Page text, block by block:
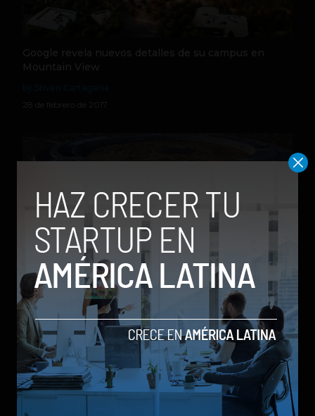
Google revela nuevos detalles de su campus en
Mountain View
28 de febrero de 2017
Así avanza la construcción del enorme Apple
Campus 2
by Sergio Ramos
1 de noviembre de 2016